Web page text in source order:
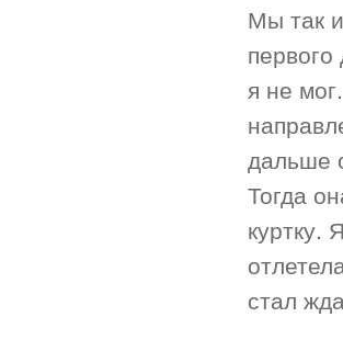
Мы так
я не
дальше
Тогда
куртку.
стал